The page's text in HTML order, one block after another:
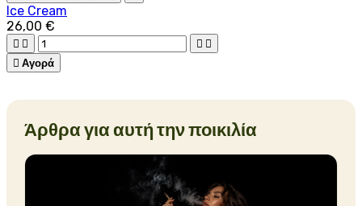
Ice Cream
26,00 €
   
 Αγορά
Άρθρα για αυτή την ποικιλία